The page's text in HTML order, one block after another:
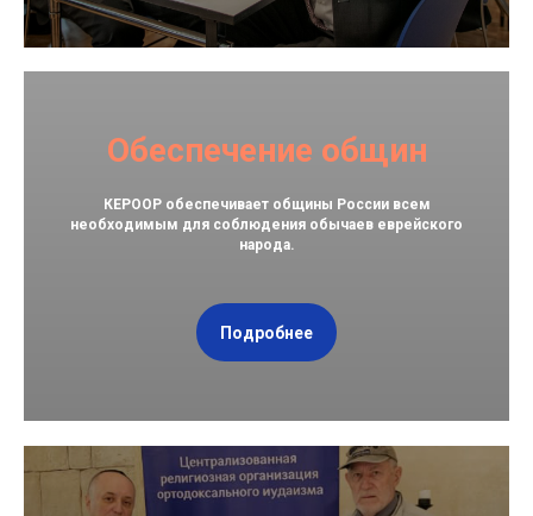
Обеспечение общин
КЕРООР обеспечивает общины России всем
необходимым для соблюдения обычаев еврейского
народа.
Подробнее